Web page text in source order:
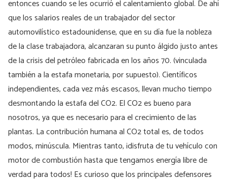
entonces cuando se les ocurrió el calentamiento global. De ahí
que los salarios reales de un trabajador del sector
automovilístico estadounidense, que en su día fue la nobleza
de la clase trabajadora, alcanzaran su punto álgido justo antes
de la crisis del petróleo fabricada en los años 70. (vinculada
también a la estafa monetaria, por supuesto). Científicos
independientes, cada vez más escasos, llevan mucho tiempo
desmontando la estafa del CO2. El CO2 es bueno para
nosotros, ya que es necesario para el crecimiento de las
plantas. La contribución humana al CO2 total es, de todos
modos, minúscula. Mientras tanto, ¡disfruta de tu vehículo con
motor de combustión hasta que tengamos energía libre de
verdad para todos! Es curioso que los principales defensores